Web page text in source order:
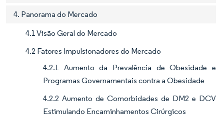
4. Panorama do Mercado
4.1 Visão Geral do Mercado
4.2 Fatores Impulsionadores do Mercado
4.2.1 Aumento da Prevalência de Obesidade e
Programas Governamentais contra a Obesidade
4.2.2 Aumento de Comorbidades de DM2 e DCV
Estimulando Encaminhamentos Cirúrgicos